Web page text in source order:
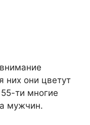
них они цветут
ти многие
мужчин.